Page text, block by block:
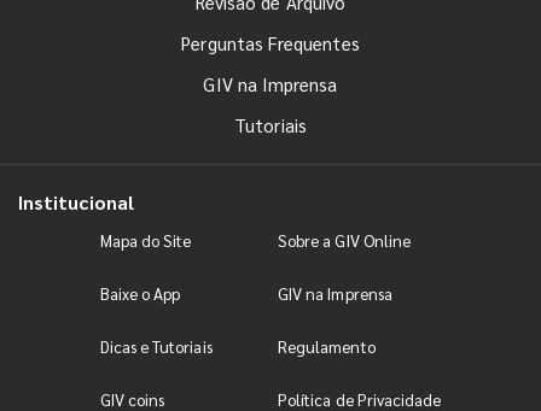
Perguntas Frequentes
GIV na Imprensa
Tutoriais
Institucional
Mapa do Site Sobre a GIV Online
Baixe o App GIV na Imprensa
Dicas e Tutoriais Regulamento
GIV coins Política de Privacidade